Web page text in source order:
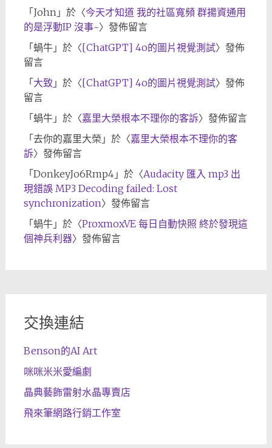
「 John」於〈今天才知道 我的社區寬頻 群揚資通用
的是浮動IP 沒事~〉發佈留言
「 蝸牛」於〈[ChatGPT] 4o的圖片視覺測試〉發佈
留言
「 大致 」於〈[ChatGPT] 4o的圖片視覺測試〉發佈
留言
「 蝸牛」於〈嘉里大榮根本不理你的客訴〉發佈留言
「 去你的嘉里大榮 」於〈嘉里大榮根本不理你的客
訴〉發佈留言
「 DonkeyJo6Rmp4」於〈Audacity 匯入 mp3 出
現錯誤 MP3 Decoding failed: Lost
synchronization〉發佈留言
「 蝸牛」於〈ProxmoxVE 每日自動快照 終於發現這
個神兵利器〉發佈留言
交換連結
Benson的AI Art
咪咪米米愛編劇
晶典藝飾雷射水晶專賣店
飛來筆網路行銷工作室